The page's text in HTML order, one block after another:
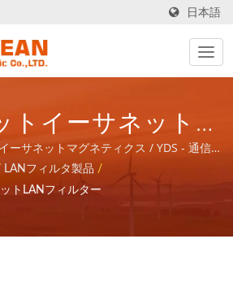
日本語
トイーサネット
フォーマー /
ットワークアプ
ーサネットマグネティクス / YDS - 通信
ョンの磁気コンポーネントと電力製品
ンを提供します。
LANフィルタ製品 /
トLANフィルター